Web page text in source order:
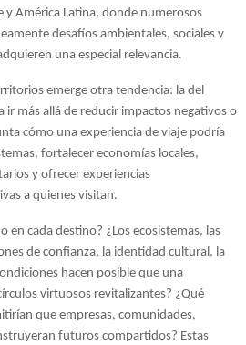
y América Latina, donde numerosos
desafíos ambientales, sociales y
una especial relevancia.
ir más allá de reducir impactos negativos o
cómo una experiencia de viaje podría
fortalecer economías locales,
y ofrecer experiencias
a quienes visitan.
en cada destino? ¿Los ecosistemas, las
de confianza, la identidad cultural, la
hacen posible que una
virtuosos revitalizantes? ¿Qué
que empresas, comunidades,
futuros compartidos? Estas